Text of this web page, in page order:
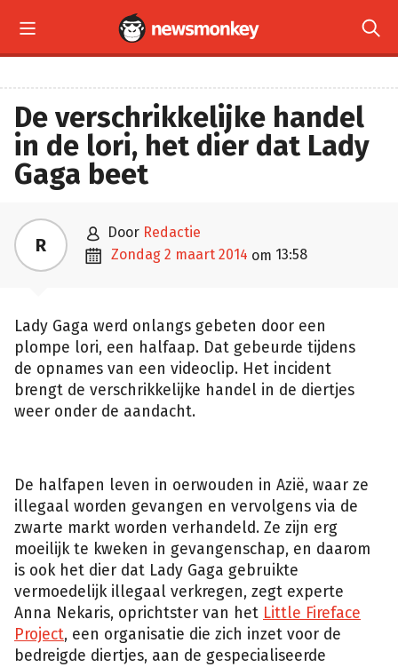
 
De verschrikkelijke handel
in de lori, het dier dat Lady
Gaga beet
R  door Redactie
 zondag 2 maart 2014 om 13:58
Lady Gaga werd onlangs gebeten door een
plompe lori, een halfaap. Dat gebeurde tijdens
de opnames van een videoclip. Het incident
brengt de verschrikkelijke handel in de diertjes
weer onder de aandacht.
De halfapen leven in oerwouden in Azië, waar ze
illegaal worden gevangen en vervolgens via de
zwarte markt worden verhandeld. Ze zijn erg
moeilijk te kweken in gevangenschap, en daarom
is ook het dier dat Lady Gaga gebruikte
vermoedelijk illegaal verkregen, zegt experte
Anna Nekaris, oprichtster van het Little Fireface
Project, een organisatie die zich inzet voor de
bedreigde diertjes, aan de gespecialiseerde